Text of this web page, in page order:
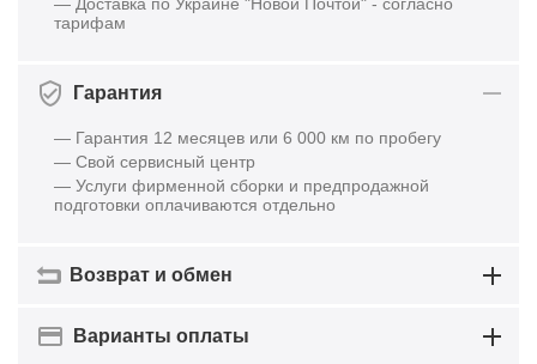
тарифам
Гарантия
— Гарантия 12 месяцев или 6 000 км по пробегу
— Свой сервисный центр
— Услуги фирменной сборки и предпродажной
подготовки оплачиваются отдельно
Возврат и обмен
Варианты оплаты